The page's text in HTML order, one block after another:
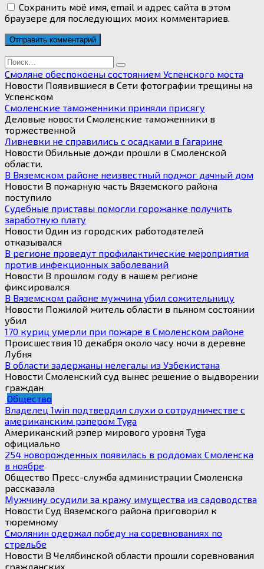
Сохранить моё имя, email и адрес сайта в этом
браузере для последующих моих комментариев.
Search
for:
Смоляне обеспокоены состоянием Успенского моста
Новости Появившиеся в Сети фотографии трещины на
Успенском
Смоленские таможенники приняли присягу
Деловые новости Смоленские таможенники в
торжественной
Ливневки не справились с осадками в Гагарине
Новости Обильные дожди прошли в Смоленской
области.
В Вяземском районе неизвестный поджог дачный дом
Новости В пожарную часть Вяземского района
поступило
Судебные приставы помогли горожанке получить
заработную плату
Новости Один из городских работодателей
отказывался
В регионе проведут профилактические мероприятия
против инфекционных заболеваний
Новости В прошлом году в нашем регионе
фиксировался
В Вяземском районе мужчина убил сожительницу
Новости Пожилой житель области в пьяном состоянии
убил
170 куриц умерли при пожаре в Смоленском районе
Происшествия 10 декабря около часу ночи в деревне
Лубня
В области задержаны нелегалы из Узбекистана
Новости Смоленский суд вынес решение о выдворении
граждан
Общество
Владелец 1win подтвердил слухи о сотрудничестве с
американским рэпером Tyga
Американский рэпер мирового уровня Tyga
официально
254 новорожденных появилась в роддомах Смоленска
в ноябре
Общество Пресс-служба администрации Смоленска
рассказала
Мужчину осудили за кражу имущества из садоводства
Новости Суд Вяземского района приговорил к
тюремному
Смолянин одержал победу на соревнованиях по
стрельбе
Новости В Челябинской области прошли соревнования
гражданских